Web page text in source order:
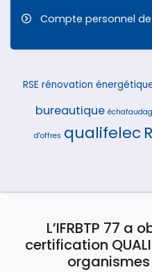
Compte personnel
RSE rénovation
bureautique
d'offres qualifelec
L’IFRBTP 77 a
certification